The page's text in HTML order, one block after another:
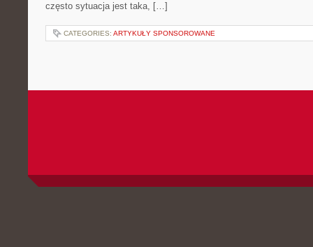
często sytuacja jest taka, […]
CATEGORIES: ARTYKUŁY SPONSOROWANE